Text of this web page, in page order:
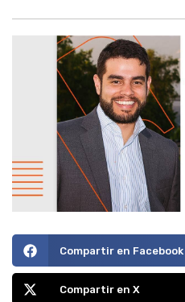
Compartir en Facebook
Compartir en X